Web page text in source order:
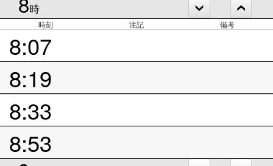
時
時刻 注記 備考
8:07
8:19
8:33
8:53